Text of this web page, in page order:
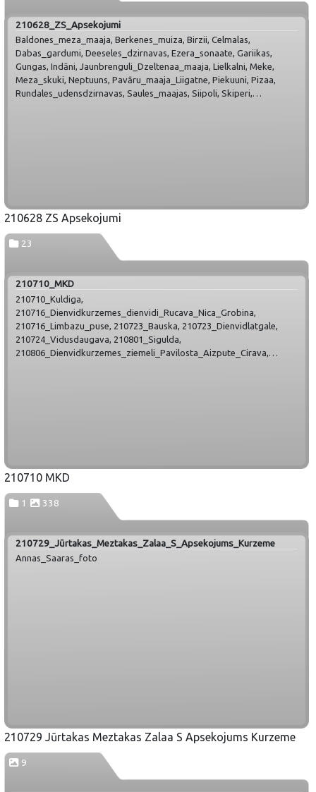
210628_ZS_Apsekojumi
Baldones_meza_maaja, Berkenes_muiza, Birzii, Celmalas,
Dabas_gardumi, Deeseles_dzirnavas, Ezera_sonaate, Gariikas,
Gungas, Indāni, Jaunbrenguli_Dzeltenaa_maaja, Lielkalni, Meke,
Meza_skuki, Neptuuns, Pavāru_maaja_Liigatne, Piekuuni, Pizaa,
Rundales_udensdzirnavas, Saules_maajas, Siipoli, Skiperi,
210628 ZS Apsekojumi
23
210710_MKD
210710_Kuldiga,
210716_Dienvidkurzemes_dienvidi_Rucava_Nica_Grobina,
210716_Limbazu_puse, 210723_Bauska, 210723_Dienvidlatgale,
210724_Vidusdaugava, 210801_Sigulda,
210806_Dienvidkurzemes_ziemeli_Pavilosta_Aizpute_Cirava,
210710 MKD
1 338
210729_Jūrtakas_Meztakas_Zalaa_S_Apsekojums_Kurzeme
Annas_Saaras_foto
210729 Jūrtakas Meztakas Zalaa S Apsekojums Kurzeme
9